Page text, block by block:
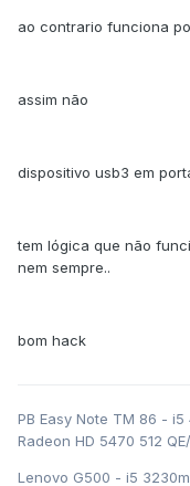
ao contrario funciona
assim não
dispositivo usb3 em
tem lógica que não
nem sempre..
bom hack
PB Easy Note TM 86 -
Radeon HD 5470 512
Lenovo G500 - i5